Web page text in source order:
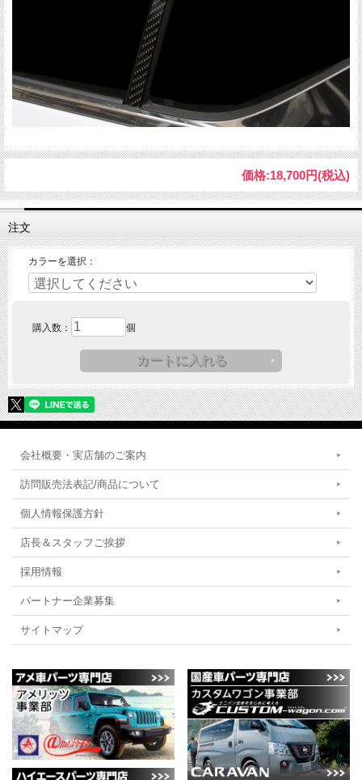
価格:18,700円(税込)
注文
カラーを選択：
購入数： 個
会社概要・実店舗のご案内
訪問販売法表記/商品について
個人情報保護方針
店長＆スタッフご挨拶
採用情報
パートナー企業募集
サイトマップ